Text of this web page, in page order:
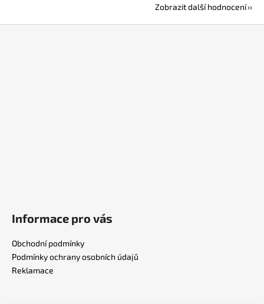
Zobrazit další hodnocení
Informace pro vás
Obchodní podmínky
Podmínky ochrany osobních údajů
Reklamace